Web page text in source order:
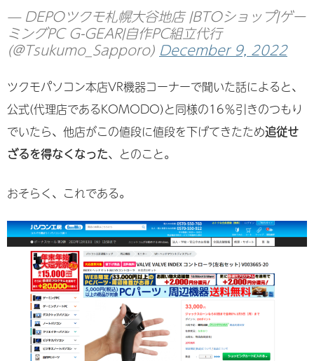
— DEPOツクモ札幌大谷地店 |BTOショップ|ゲー
ミングPC G-GEAR|自作PC組立代行
(@Tsukumo_Sapporo) December 9, 2022
ツクモパソコン本店VR機器コーナーで聞いた話によると、
公式(代理店であるKOMODO)と同様の16％引きのつもり
でいたら、他店がこの値段に値段を下げてきたため追従せ
ざるを得なくなった、とのこと。
おそらく、これである。